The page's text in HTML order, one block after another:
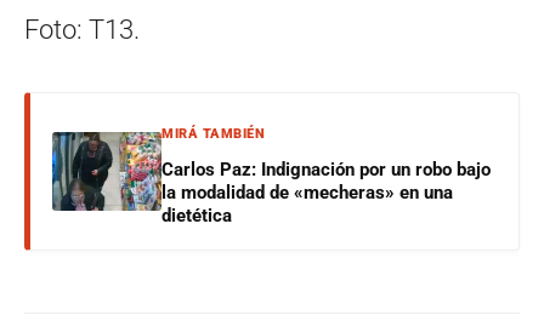
Foto: T13.
MIRÁ TAMBIÉN
Carlos Paz: Indignación por un robo bajo
la modalidad de «mecheras» en una
dietética